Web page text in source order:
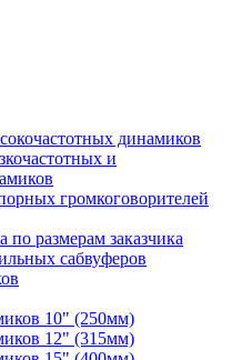
динамиков
и
громкоговорителей
размерам заказчика
сабвуферов
10" (250мм)
12" (315мм)